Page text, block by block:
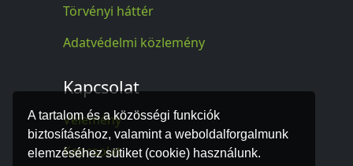
A tartalom és a közösségi funkciók
biztosításához, valamint a weboldalforgalmunk
elemzéséhez sütiket (cookie) használunk.
Törvényi háttér
Adatvédelmi közlemény
Kapcsolat
Vélemény
Kapcsolat